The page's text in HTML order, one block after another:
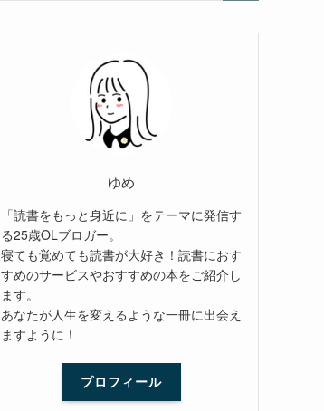
ゆめ
「読書をもっと身近に」をテーマに発信す
る25歳OLブロガー。
寝ても覚めても読書が大好き！読書におす
すめのサービスやおすすめの本をご紹介し
ます。
あなたが人生を変えるような一冊に出会え
ますように！
プロフィール